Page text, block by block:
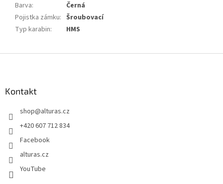
Barva:
Černá
Pojistka zámku: Šroubovací
Typ karabin: HMS
Kontakt
shop@alturas.cz
+420 607 712 834
Facebook
alturas.cz
YouTube